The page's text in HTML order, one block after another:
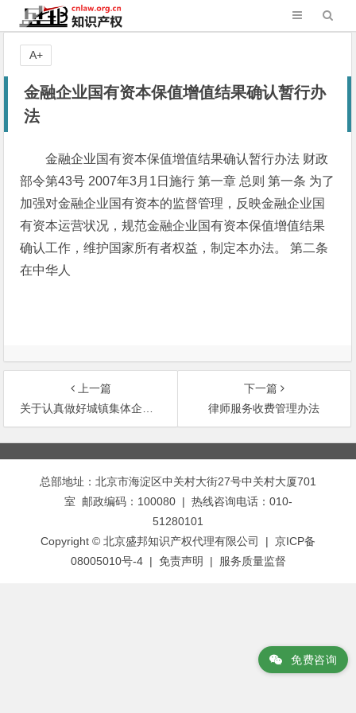
金融企业国有资本保值增值结果确认暂行办
法
金融企业国有资本保值增值结果确认暂行办法 财政
部令第43号 2007年3月1日施行 第一章 总则 第一条 为了
加强对金融企业国有资本的监督管理，反映金融企业国
有资本运营状况，规范金融企业国有资本保值增值结果
确认工作，维护国家所有者权益，制定本办法。 第二条
在中华人
A+
上一篇
关于认真做好城镇集体企业清产核资收尾补课工作的通知
下一篇
律师服务收费管理办法
文
章
总部地址：北京市海淀区中关村大街27号中关村大厦701
室 邮政编码：100080 | 热线咨询电话：010-
51280101
Copyright © 北京盛邦知识产权代理有限公司 | 京ICP备
08005010号-4 | 免责声明 | 服务质量监督
免费咨询